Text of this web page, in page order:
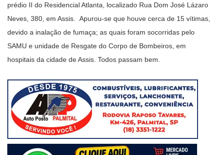
prédio II do Residencial Atlanta, localizado Rua Dom José Lázaro
Neves, 380, em Assis. Apurou-se que houve cerca de 15 vítimas,
devido a inalação de fumaça; as quais foram socorridas pelo
SAMU e unidade de Resgate do Corpo de Bombeiros, em
hospitais da cidade de Assis. Todos passam bem.